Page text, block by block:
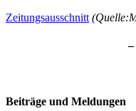
Zeitungsausschnitt
Beiträge und Meldungen